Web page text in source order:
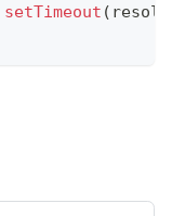
setTimeout (